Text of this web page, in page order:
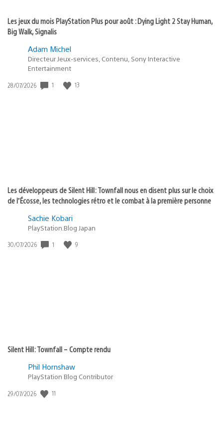
Les jeux du mois PlayStation Plus pour août : Dying Light 2 Stay Human,
Big Walk, Signalis
Adam Michel
Directeur Jeux-services, Contenu, Sony Interactive
Entertainment
Date
28/07/2026 1 13
Les développeurs de Silent Hill: Townfall nous en disent plus sur le choix
de l’Écosse, les technologies rétro et le combat à la première personne
Sachie Kobari
PlayStation.Blog Japan
Date
30/07/2026 1 9
Silent Hill: Townfall – Compte rendu
Phil Hornshaw
PlayStation Blog Contributor
Date
29/07/2026 11